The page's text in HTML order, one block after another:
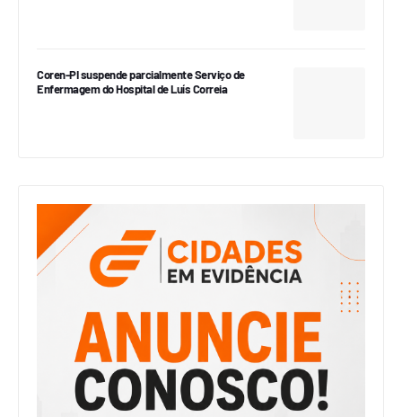
Coren-PI suspende parcialmente Serviço de
Enfermagem do Hospital de Luís Correia